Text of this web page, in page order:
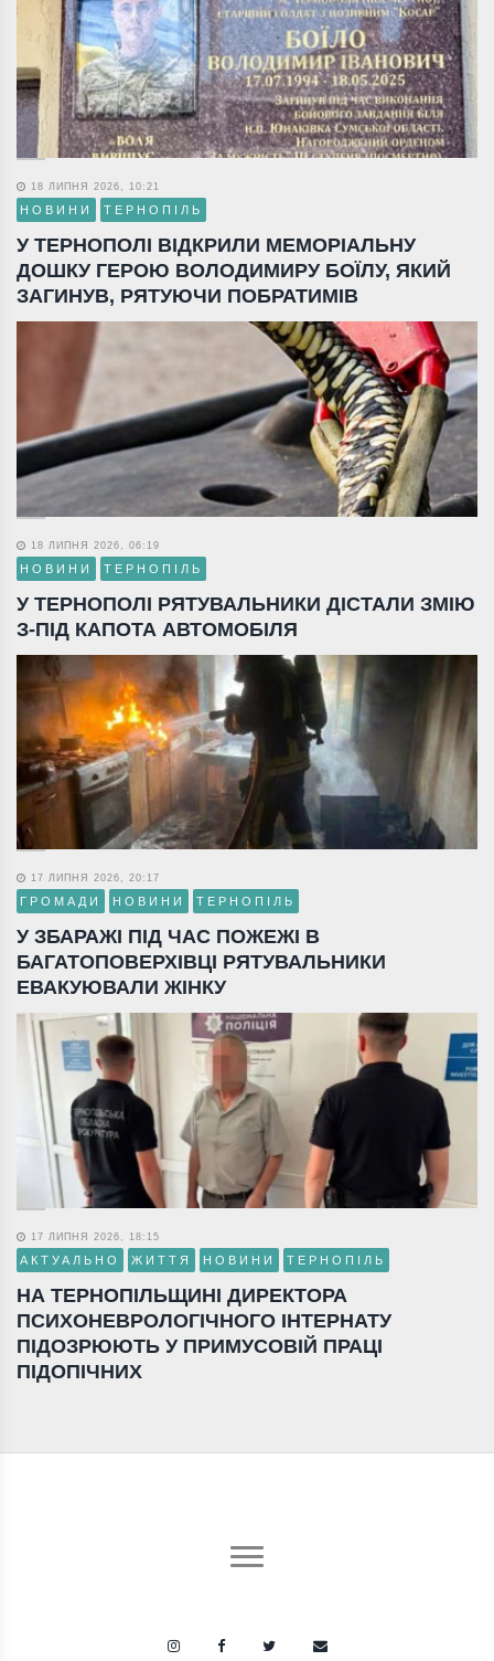
18 ЛИПНЯ 2026, 10:21
НОВИНИ ТЕРНОПІЛЬ
У ТЕРНОПОЛІ ВІДКРИЛИ МЕМОРІАЛЬНУ
ДОШКУ ГЕРОЮ ВОЛОДИМИРУ БОЇЛУ, ЯКИЙ
ЗАГИНУВ, РЯТУЮЧИ ПОБРАТИМІВ
18 ЛИПНЯ 2026, 06:19
НОВИНИ ТЕРНОПІЛЬ
У ТЕРНОПОЛІ РЯТУВАЛЬНИКИ ДІСТАЛИ ЗМІЮ
З-ПІД КАПОТА АВТОМОБІЛЯ
17 ЛИПНЯ 2026, 20:17
ГРОМАДИ НОВИНИ ТЕРНОПІЛЬ
У ЗБАРАЖІ ПІД ЧАС ПОЖЕЖІ В
БАГАТОПОВЕРХІВЦІ РЯТУВАЛЬНИКИ
ЕВАКУЮВАЛИ ЖІНКУ
17 ЛИПНЯ 2026, 18:15
АКТУАЛЬНО ЖИТТЯ НОВИНИ ТЕРНОПІЛЬ
НА ТЕРНОПІЛЬЩИНІ ДИРЕКТОРА
ПСИХОНЕВРОЛОГІЧНОГО ІНТЕРНАТУ
ПІДОЗРЮЮТЬ У ПРИМУСОВІЙ ПРАЦІ
ПІДОПІЧНИХ